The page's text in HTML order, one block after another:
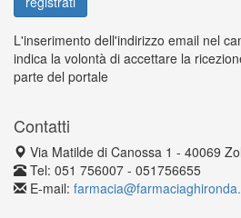
L'inserimento dell'indirizzo email nel
indica la volontà di accettare la
parte del portale
Contatti
Via Matilde di Canossa 1 - 40069
Tel: 051 756007 - 051756655
E-mail: